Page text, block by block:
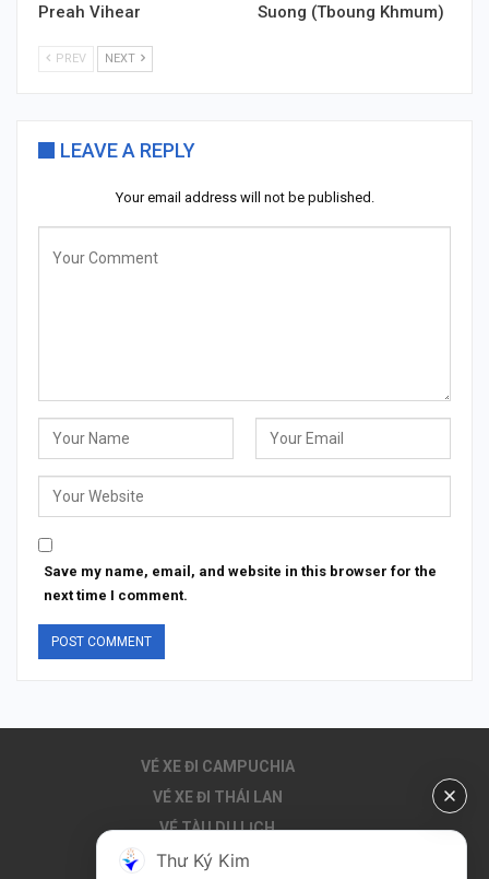
Preah Vihear
Suong (Tboung Khmum)
PREV NEXT
LEAVE A REPLY
Your email address will not be published.
Save my name, email, and website in this browser for the
next time I comment.
VÉ XE ĐI CAMPUCHIA
VÉ XE ĐI THÁI LAN
VÉ TÀU DU LỊCH
THUÊ XE ĐI CAMPUCHIA
Thư Ký Kim